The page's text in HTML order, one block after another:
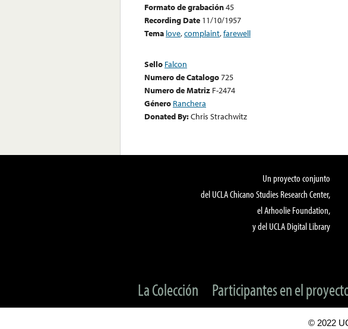
Formato de grabación45
Recording Date 11/10/1957
Tema love,complaint,farewell
Sello Falcon
Numero de Catalogo725
Numero de Matriz F-2474
Género Ranchera
Donated By:Chris Strachwitz
Un proyecto conjunto
del UCLA Chicano Studies Research Center,
el Arhoolie Foundation,
y del UCLA Digital Library
La Colección Participantes en el
© 2022